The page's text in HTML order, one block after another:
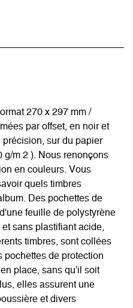
270 x 297 mm /
par offset, en noir et
sur du papier
g/m 2 ). Nous renonçons
en couleurs. Vous
quels timbres
Des pochettes de
feuille de polystyrène
sans plastifiant acide,
timbres, sont collées
pochettes de protection
place, sans qu'il soit
elles assurent une
et divers